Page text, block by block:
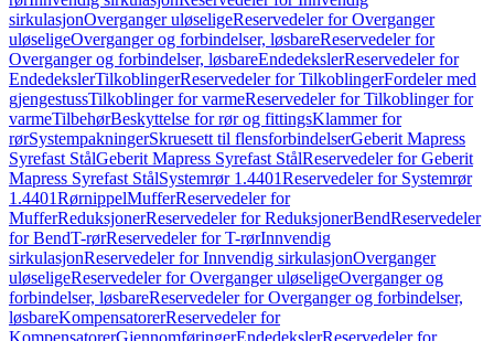
sirkulasjonOverganger uløseligeReservedeler for Overganger
uløseligeOverganger og forbindelser, løsbareReservedeler for
Overganger og forbindelser, løsbareEndedekslerReservedeler for
EndedekslerTilkoblingerReservedeler for TilkoblingerFordeler med
gjengestussTilkoblinger for varmeReservedeler for Tilkoblinger for
varmeTilbehørBeskyttelse for rør og fittingsKlammer for
rørSystempakningerSkruesett til flensforbindelserGeberit Mapress
Syrefast StålGeberit Mapress Syrefast StålReservedeler for Geberit
Mapress Syrefast StålSystemrør 1.4401Reservedeler for Systemrør
1.4401RørnippelMufferReservedeler for
MufferReduksjonerReservedeler for ReduksjonerBendReservedeler
for BendT-rørReservedeler for T-rørInnvendig
sirkulasjonReservedeler for Innvendig sirkulasjonOverganger
uløseligeReservedeler for Overganger uløseligeOverganger og
forbindelser, løsbareReservedeler for Overganger og forbindelser,
løsbareKompensatorerReservedeler for
KompensatorerGjennomføringerEndedekslerReservedeler for